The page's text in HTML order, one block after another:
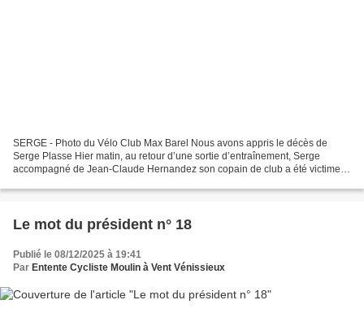
SERGE - Photo du Vélo Club Max Barel Nous avons appris le décès de
Serge Plasse Hier matin, au retour d’une sortie d’entraînement, Serge
accompagné de Jean-Claude Hernandez son copain de club a été victime
Le mot du président n° 18
Publié le 08/12/2025 à 19:41
Par Entente Cycliste Moulin à Vent Vénissieux